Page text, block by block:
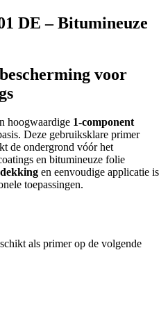
DE – Bitumineuze
voor
hoogwaardige 1-component
Deze gebruiksklare primer
de ondergrond vóór het
en bitumineuze folie
en eenvoudige applicatie is
toepassingen.
als primer op de volgende